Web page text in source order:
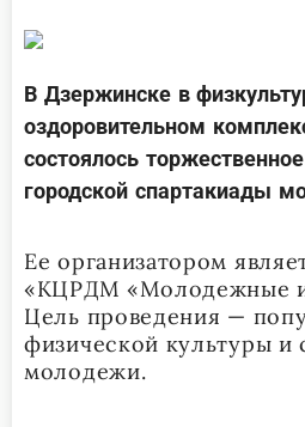
В Дзержинске в
оздоровительном
состоялось
городской спартакиады
Ее организатором
«КЦРДМ «Молодежные
Цель проведения —
физической культуры и
молодежи.